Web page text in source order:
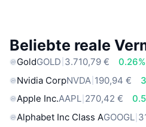
Beliebte reale
GoldGOLD 3.710,79 €
0.26%
Nvidia CorpNVDA 190,94 €
Apple Inc.AAPL 270,42 €
Alphabet Inc Class AGOOGL